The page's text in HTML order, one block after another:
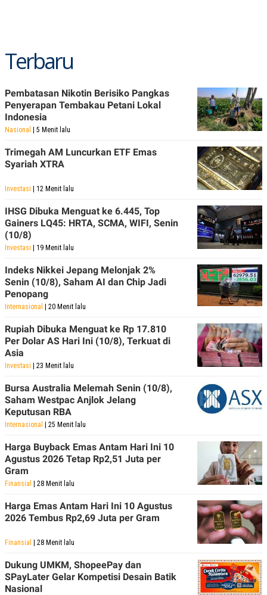
Terbaru
Pembatasan Nikotin Berisiko Pangkas
Penyerapan Tembakau Petani Lokal
Indonesia
Nasional | 5 Menit lalu
Trimegah AM Luncurkan ETF Emas
Syariah XTRA
Investasi | 12 Menit lalu
IHSG Dibuka Menguat ke 6.445, Top
Gainers LQ45: HRTA, SCMA, WIFI, Senin
(10/8)
Investasi | 19 Menit lalu
Indeks Nikkei Jepang Melonjak 2%
Senin (10/8), Saham AI dan Chip Jadi
Penopang
Internasional | 20 Menit lalu
Rupiah Dibuka Menguat ke Rp 17.810
Per Dolar AS Hari Ini (10/8), Terkuat di
Asia
Investasi | 23 Menit lalu
Bursa Australia Melemah Senin (10/8),
Saham Westpac Anjlok Jelang
Keputusan RBA
Internasional | 25 Menit lalu
Harga Buyback Emas Antam Hari Ini 10
Agustus 2026 Tetap Rp2,51 Juta per
Gram
Finansial | 28 Menit lalu
Harga Emas Antam Hari Ini 10 Agustus
2026 Tembus Rp2,69 Juta per Gram
Finansial | 28 Menit lalu
Dukung UMKM, ShopeePay dan
SPayLater Gelar Kompetisi Desain Batik
Nasional